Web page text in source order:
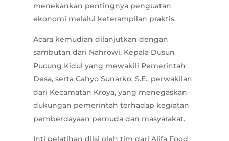
menekankan pentingnya penguatan
ekonomi melalui keterampilan praktis.
Acara kemudian dilanjutkan dengan
sambutan dari Nahrowi, Kepala Dusun
Pucung Kidul yang mewakili Pemerintah
Desa, serta Cahyo Sunarko, S.E., perwakilan
dari Kecamatan Kroya, yang menegaskan
dukungan pemerintah terhadap kegiatan
pemberdayaan pemuda dan masyarakat.
Inti pelatihan diisi oleh tim dari Alifa Food